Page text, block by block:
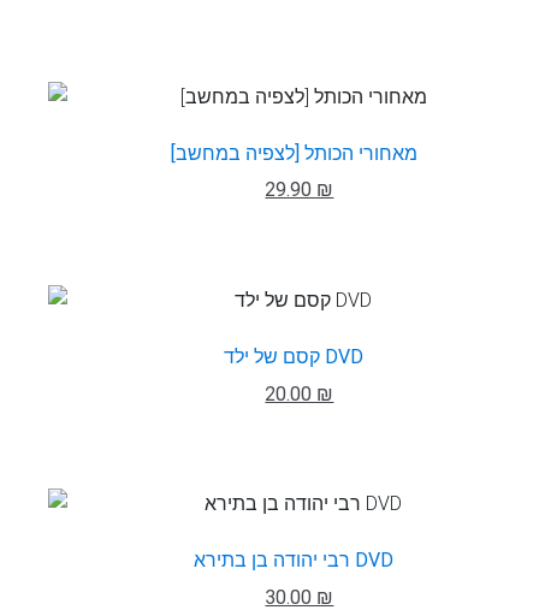
מאחורי הכותל [לצפיה במחשב]
29.90 ₪
קסם של ילד DVD
20.00 ₪
רבי יהודה בן בתירא DVD
30.00 ₪